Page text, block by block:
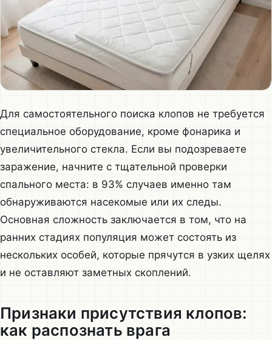
Для самостоятельного поиска клопов не требуется
специальное оборудование, кроме фонарика и
увеличительного стекла. Если вы подозреваете
заражение, начните с тщательной проверки
спального места: в 93% случаев именно там
обнаруживаются насекомые или их следы.
Основная сложность заключается в том, что на
ранних стадиях популяция может состоять из
нескольких особей, которые прячутся в узких щелях
и не оставляют заметных скоплений.
Признаки присутствия клопов:
как распознать врага